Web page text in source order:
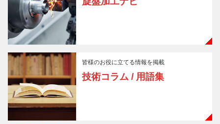
皆様のお役に立てる情報を掲載
技術コラム / 用語集